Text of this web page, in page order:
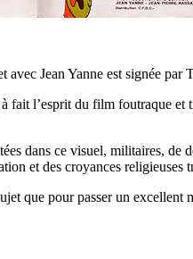
avec Jean Yanne est signée
fait l’esprit du film foutraque et
dans ce visuel, militaires,
et des croyances religieuses
que pour passer un excellent